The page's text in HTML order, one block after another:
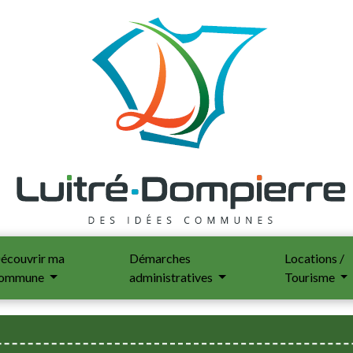
ma
Démarches
administratives
Locations /
Tourisme